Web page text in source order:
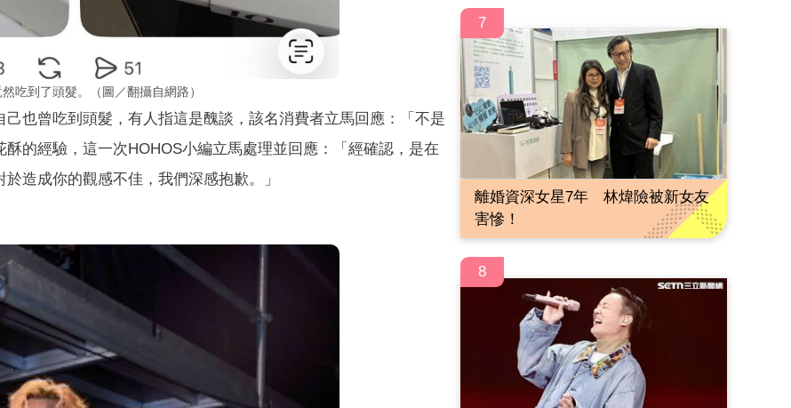
吃到了頭髮。（圖／翻攝自網路）
也曾吃到頭髮，有人指這是醜談，該名消費者立馬回應：「不是
的經驗，這一次HOHOS小編立馬處理並回應：「經確認，是在
造成你的觀感不佳，我們深感抱歉。」
7
離婚資深女星7年 林煒險被新女友
害慘！
8